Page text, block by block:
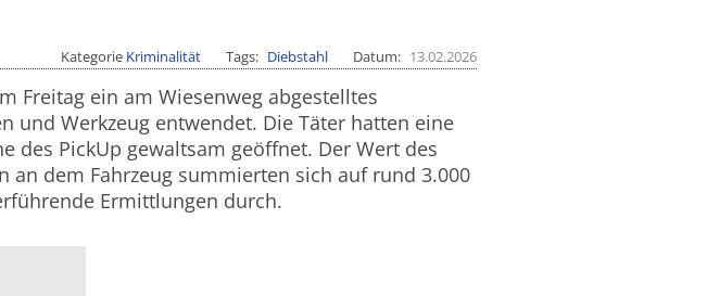
Kategorie Kriminalität Tags Diebstahl Datum 13.02.2026
Freitag ein am Wiesenweg abgestelltes
und Werkzeug entwendet. Die Täter hatten eine
des PickUp gewaltsam geöffnet. Der Wert des
an dem Fahrzeug summierten sich auf rund 3.000
Ermittlungen durch.